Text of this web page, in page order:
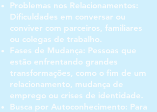
Problemas nos Relacionamentos:
Dificuldades em conversar ou
conviver com parceiros, familiares
ou colegas de trabalho.
Fases de Mudança: Pessoas que
estão enfrentando grandes
transformações, como o fim de um
relacionamento, mudança de
emprego ou crises de identidade.
Busca por Autoconhecimento: Para